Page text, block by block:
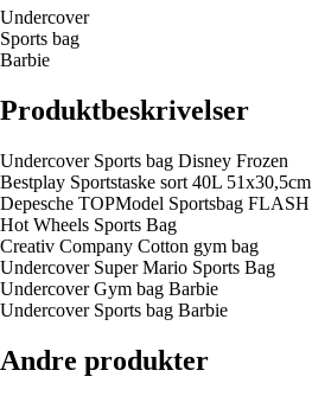
Undercover
Sports bag
Barbie
Produktbeskrivelser
Undercover Sports bag Disney Frozen
Bestplay Sportstaske sort 40L 51x30,5cm
Depesche TOPModel Sportsbag FLASH
Hot Wheels Sports Bag
Creativ Company Cotton gym bag
Undercover Super Mario Sports Bag
Undercover Gym bag Barbie
Undercover Sports bag Barbie
Andre produkter